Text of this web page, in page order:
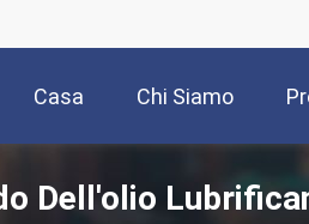
Casa Chi Siamo
Dell'olio